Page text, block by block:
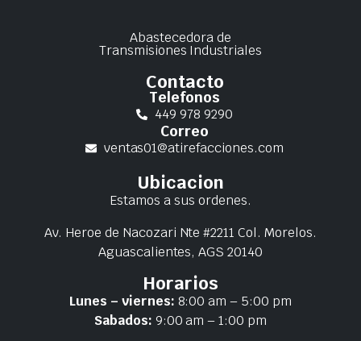
Abastecedora de
Transmisiones Industriales
Contacto
Telefonos
449 978 9290
Correo
ventas01@atirefacciones.com
Ubicacion
Estamos a sus ordenes.
Av. Heroe de Nacozari Nte #2211 Col. Morelos.
Aguascalientes, AGS 20140
Horarios
Lunes – viernes: 8:00 am – 5:00 pm
Sabados: 9:00 am – 1:00 pm